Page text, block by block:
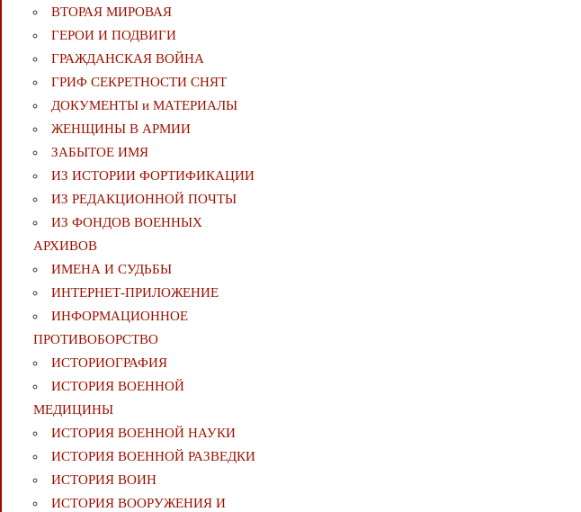
ВТОРАЯ МИРОВАЯ
ГЕРОИ И ПОДВИГИ
ГРАЖДАНСКАЯ ВОЙНА
ГРИФ СЕКРЕТНОСТИ СНЯТ
ДОКУМЕНТЫ и МАТЕРИАЛЫ
ЖЕНЩИНЫ В АРМИИ
ЗАБЫТОЕ ИМЯ
ИЗ ИСТОРИИ ФОРТИФИКАЦИИ
ИЗ РЕДАКЦИОННОЙ ПОЧТЫ
ИЗ ФОНДОВ ВОЕННЫХ
АРХИВОВ
ИМЕНА И СУДЬБЫ
ИНТЕРНЕТ-ПРИЛОЖЕНИЕ
ИНФОРМАЦИОННОЕ
ПРОТИВОБОРСТВО
ИСТОРИОГРАФИЯ
ИСТОРИЯ ВОЕННОЙ
МЕДИЦИНЫ
ИСТОРИЯ ВОЕННОЙ НАУКИ
ИСТОРИЯ ВОЕННОЙ РАЗВЕДКИ
ИСТОРИЯ ВОИН
ИСТОРИЯ ВООРУЖЕНИЯ И